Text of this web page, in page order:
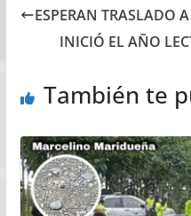
ESPERAN TRASLADO
INICIÓ EL AÑO
También te